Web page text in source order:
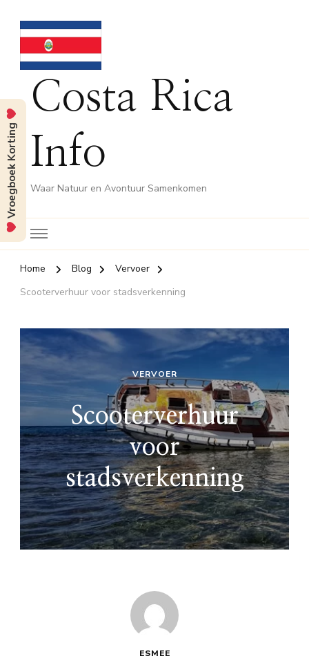
Costa Rica
Info
Waar Natuur en Avontuur Samenkomen
Home Blog
Vervoer
Scooterverhuur voor stadsverkenning
VERVOER
Scooterverhuur
voor
stadsverkenning
ESMEE
Vroegboek Korting